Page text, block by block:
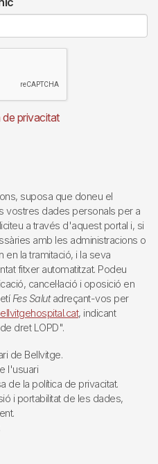
de privacitat
suposa que doneu el
vostres dades personals per a
a través d'aquest portal i, si
amb les administracions o
en la tramitació, i la seva
fitxer automatitzat. Podeu
cancel·lació i oposició en
Fes Salutadreçant-vos per
, indicant
dret LOPD".
de Bellvitge.
l'usuari
de la política de privacitat.
i portabilitat de les dades,